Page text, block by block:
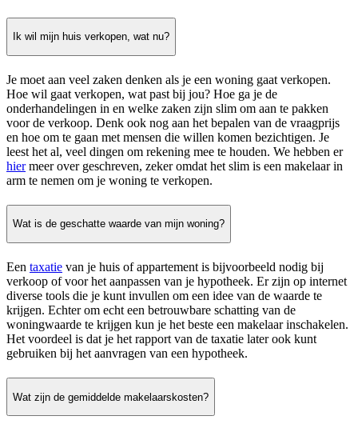
Ik wil mijn huis verkopen, wat nu?
Je moet aan veel zaken denken als je een woning gaat verkopen.
Hoe wil gaat verkopen, wat past bij jou? Hoe ga je de
onderhandelingen in en welke zaken zijn slim om aan te pakken
voor de verkoop. Denk ook nog aan het bepalen van de vraagprijs
en hoe om te gaan met mensen die willen komen bezichtigen. Je
leest het al, veel dingen om rekening mee te houden. We hebben er
hiermeer over geschreven, zeker omdat het slim is een makelaar in
arm te nemen om je woning te verkopen.
Wat is de geschatte waarde van mijn woning?
Een taxatie van je huis of appartement is bijvoorbeeld nodig bij
verkoop of voor het aanpassen van je hypotheek. Er zijn op internet
diverse tools die je kunt invullen om een idee van de waarde te
krijgen. Echter om echt een betrouwbare schatting van de
woningwaarde te krijgen kun je het beste een makelaar inschakelen.
Het voordeel is dat je het rapport van de taxatie later ook kunt
gebruiken bij het aanvragen van een hypotheek.
Wat zijn de gemiddelde makelaarskosten?